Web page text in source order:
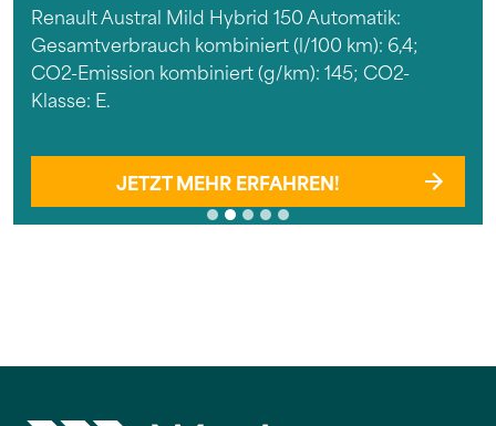
Renault Austral Mild Hybrid 150 Automatik:
Gesamtverbrauch kombiniert (l/100 km): 6,4;
CO2-Emission kombiniert (g/km): 145; CO2-
Klasse: E.
JETZT MEHR ERFAHREN!